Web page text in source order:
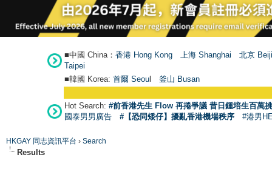
■中國 China： 香港 Hong Kong 上海 Shanghai
北京
Taipei
■韓國 Korea: 首爾 Seoul 釜山 Busan
Hot Search: #前香港先生 Flow 再捲爭議 昔日鍾培生百萬
國泰男男廣告
#【恐同矮仔】擾亂香港機場秩序 #港男
HKGAY 同志資訊平台 › Search
Results